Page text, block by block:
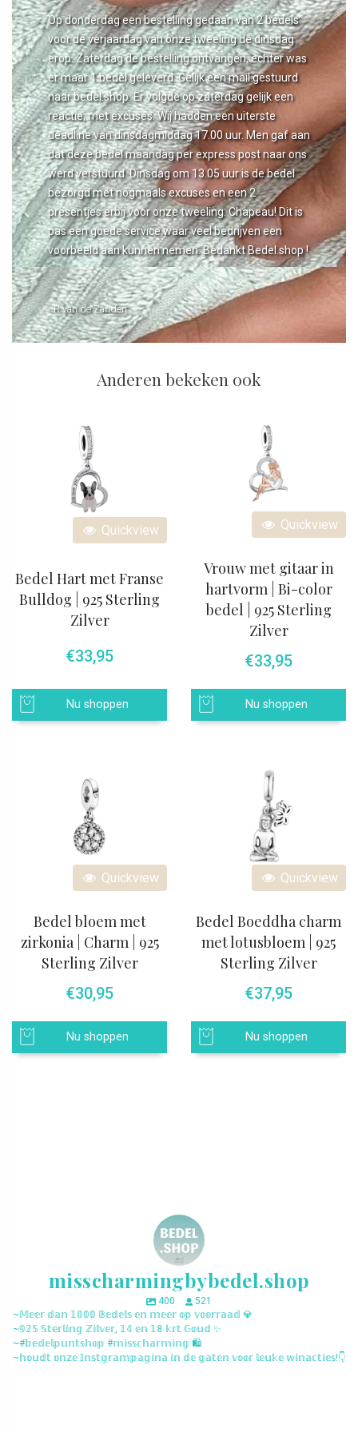
Op donderdag een bestelling gedaan van 2 bedels
voor de verjaardag van onze tweeling de dinsdag
erop. Zaterdag de bestelling ontvangen, echter was
er maar 1 bedel geleverd. Gelijk een mail gestuurd
naar bedel.shop. Er volgde op zaterdag gelijk een
reactie, met excuses. Wij hadden een uiterste
deadline van dinsdagmiddag 17.00 uur. Men gaf aan
dat deze bedel maandag per express post naar ons
werd verstuurd. Dinsdag om 13.05 uur is de bedel
bezorgd met nogmaals excuses en een 2
presentjes erbij voor onze tweeling. Chapeau! Dit is
pas een goede service waar veel bedrijven een
voorbeeld aan kunnen nemen. Bedankt Bedel.shop !
- R van de Zanden
Anderen bekeken ook
Quickview
Bedel Hart met Franse
Bulldog | 925 Sterling
Zilver
€33,95
Nu shoppen
Quickview
Vrouw met gitaar in
hartvorm | Bi-color
bedel | 925 Sterling
Zilver
€33,95
Nu shoppen
Quickview
Bedel bloem met
zirkonia | Charm | 925
Sterling Zilver
€30,95
Nu shoppen
Quickview
Bedel Boeddha charm
met lotusbloem | 925
Sterling Zilver
€37,95
Nu shoppen
misscharmingbybedel.shop
400
521
~𝕄𝕖𝕖𝕣 𝕕𝕒𝕟 𝟙𝟘𝟘𝟘 𝔹𝕖𝕕𝕖𝕝𝕤 𝕖𝕟 𝕞𝕖𝕖𝕣 𝕠𝕡 𝕧𝕠𝕠𝕣𝕣𝕒𝕒𝕕 💎
~𝟡𝟚𝟝 𝕊𝕥𝕖𝕣𝕝𝕚𝕟𝕘 ℤ𝕚𝕝𝕧𝕖𝕣, 𝟙𝟜 𝕖𝕟 𝟙𝟠 𝕜𝕣𝕥 𝔾𝕠𝕦𝕕 ✨
~#𝕓𝕖𝕕𝕖𝕝𝕡𝕦𝕟𝕥𝕤𝕙𝕠𝕡 #𝕞𝕚𝕤𝕤𝕔𝕙𝕒𝕣𝕞𝕚𝕟𝕘 🛍️
~𝕙𝕠𝕦𝕕𝕥 𝕠𝕟𝕫𝕖 𝕀𝕟𝕤𝕥𝕘𝕣𝕒𝕞𝕡𝕒𝕘𝕚𝕟𝕒 𝕚𝕟 𝕕𝕖 𝕘𝕒𝕥𝕖𝕟 𝕧𝕠𝕠𝕣 𝕝𝕖𝕦𝕜𝕖 𝕨𝕚𝕟𝕒𝕔𝕥𝕚𝕖𝕤!👇